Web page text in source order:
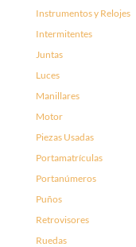
Instrumentos y Relojes
Intermitentes
Juntas
Luces
Manillares
Motor
Piezas Usadas
Portamatrículas
Portanúmeros
Puños
Retrovisores
Ruedas